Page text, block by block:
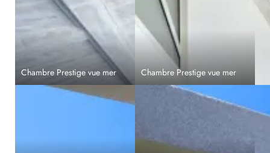
Chambre Prestige vue mer Chambre Prestige vue mer